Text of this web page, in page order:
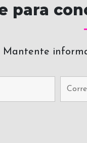
para
Mantente